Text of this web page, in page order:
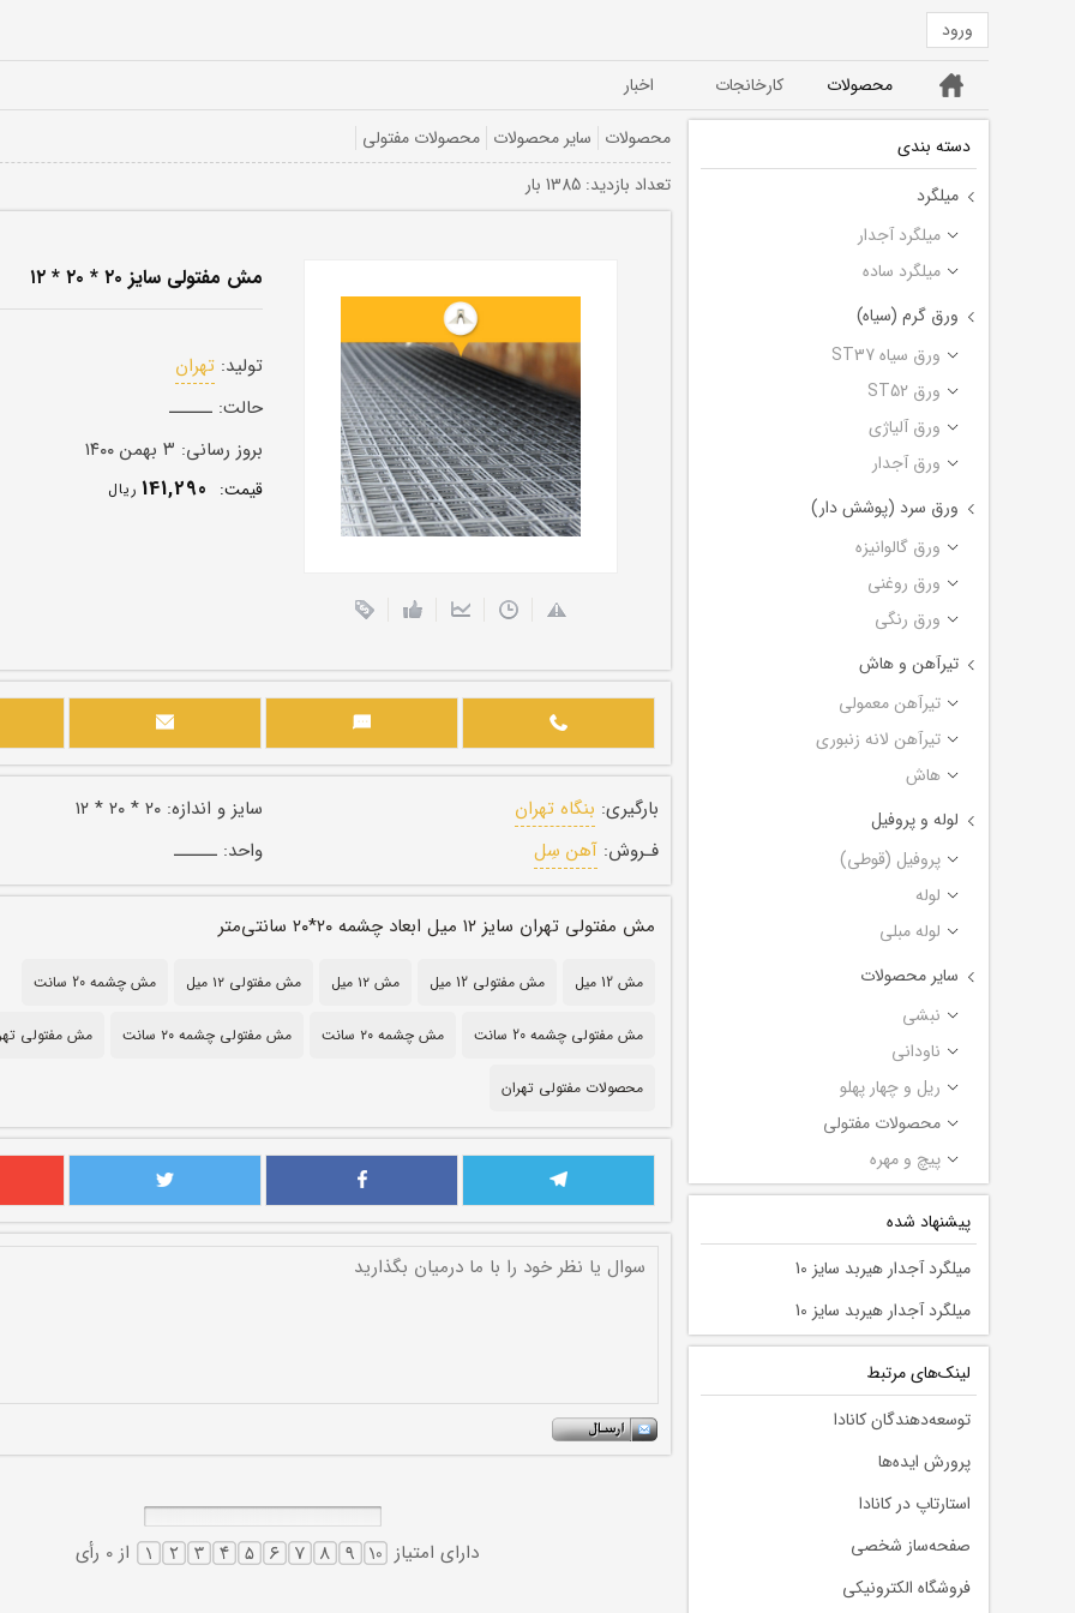
ورود
خانه محصولات کارخانجات اخبار
دسته بندی
میلگرد
میلگرد آجدار
میلگرد ساده
ورق گرم (سیاه)
ورق سیاه ST37
ورق ST52
ورق آلیاژی
ورق آجدار
ورق سرد (پوشش دار)
ورق گالوانیزه
ورق روغنی
ورق رنگی
تیرآهن و هاش
تیرآهن معمولی
تیرآهن لانه زنبوری
هاش
لوله و پروفیل
پروفیل (قوطی)
لوله
لوله مبلی
سایر محصولات
نبشی
ناودانی
ریل و چهار پهلو
محصولات مفتولی
پیچ و مهره
پیشنهاد شده
میلگرد آجدار هیربد سایز 10
میلگرد آجدار هیربد سایز 10
لينك‌های مرتبط
توسعه‌دهندگان کانادا
پرورش ایده‌ها
استارتاپ در کانادا
صفحه‌ساز شخصی
فروشگاه الکترونیکی
محصولات سایر محصولات محصولات مفتولی
تعداد بازديد: 1385 بار
مش مفتولی سایز ۲۰ * ۲۰ * ۱۲
تولید: تهران
حالت: ــــــ
بروز رسانی: ۳ بهمن ۱۴۰۰
قيمت: 141,290 ريال
بارگیری: بنگاه تهران
فـروش: آهن سِل
سایز و اندازه: ۲۰ * ۲۰ * ۱۲
واحد: ــــــ
مش مفتولی تهران سایز ۱۲ میل ابعاد چشمه ۲۰*۲۰ سانتی‌متر
مش 12 میل مش مفتولی 12 میل مش ۱۲ میل مش مفتولی ۱۲ میل مش چشمه 20 سانت
مش مفتولی چشمه 20 سانت مش چشمه ۲۰ سانت مش مفتولی چشمه ۲۰ سانت مش مفتولی
محصولات مفتولی تهران
دارای امتیاز از 0 رأی